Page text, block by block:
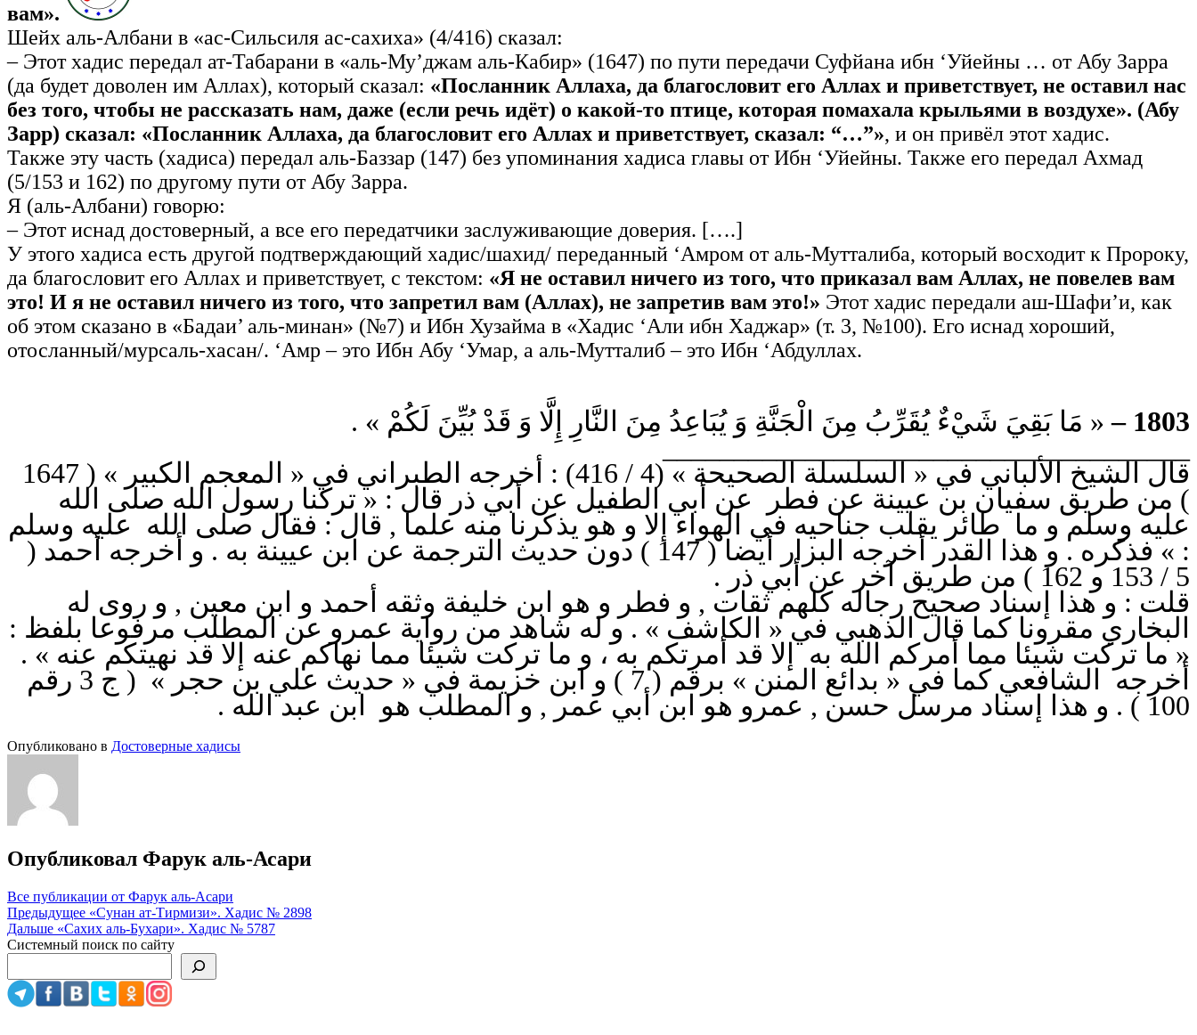
вам».
Шейх аль-Албани в «ас-Сильсиля ас-сахиха» (4/416) сказал:
– Этот хадис передал ат-Табарани в «аль-Му’джам аль-Кабир» (1647) по пути передачи Суфйана ибн ‘Уйейны … от Абу Зарра
(да будет доволен им Аллах), который сказал: «Посланник Аллаха, да благословит его Аллах и приветствует, не оставил нас
без того, чтобы не рассказать нам, даже (если речь идёт) о какой-то птице, которая помахала крыльями в воздухе». (Абу
Зарр) сказал: «Посланник Аллаха, да благословит его Аллах и приветствует, сказал: “…”», и он привёл этот хадис.
Также эту часть (хадиса) передал аль-Баззар (147) без упоминания хадиса главы от Ибн ‘Уйейны. Также его передал Ахмад
(5/153 и 162) по другому пути от Абу Зарра.
Я (аль-Албани) говорю:
– Этот иснад достоверный, а все его передатчики заслуживающие доверия. [….]
У этого хадиса есть другой подтверждающий хадис/шахид/ переданный ‘Амром от аль-Мутталиба, который восходит к Пророку,
да благословит его Аллах и приветствует, с текстом: «Я не оставил ничего из того, что приказал вам Аллах, не повелев вам
это! И я не оставил ничего из того, что запретил вам (Аллах), не запретив вам это!» Этот хадис передали аш-Шафи’и, как
об этом сказано в «Бадаи’ аль-минан» (№7) и Ибн Хузайма в «Хадис ‘Али ибн Хаджар» (т. 3, №100). Его иснад хороший,
отосланный/мурсаль-хасан/. ‘Амр – это Ибн Абу ‘Умар, а аль-Мутталиб – это Ибн ‘Абдуллах.
1803 –
« مَا بَقِيَ شَيْءٌ يُقَرِّبُ مِنَ الْجَنَّةِ وَ يُبَاعِدُ مِنَ النَّارِ إِلَّا وَ قَدْ بُيِّنَ لَكُمْ » .
_____________________________________
قال الشيخ الألباني في « السلسلة الصحيحة » (4 / 416) : أخرجه الطبراني في « المعجم الكبير » ( 1647
) من طريق سفيان بن عيينة عن فطر عن أبي الطفيل عن أبي ذر قال : « تركنا رسول الله صلى الله
عليه وسلم و ما طائر يقلب جناحيه في الهواء إلا و هو يذكرنا منه علما , قال : فقال صلى الله عليه وسلم
: » فذكره .‎ و هذا القدر أخرجه البزار أيضا ( 147 ) دون حديث الترجمة عن ابن عيينة به . و أخرجه أحمد (
5 / 153 و 162 ) من طريق آخر عن أبي ذر .
قلت : و هذا إسناد صحيح رجاله كلهم ثقات , و فطر و هو ابن خليفة وثقه أحمد و ابن معين , و روى له
البخاري مقرونا كما قال الذهبي في « الكاشف » . و له شاهد من رواية عمرو عن المطلب مرفوعا بلفظ :
« ما تركت شيئا مما أمركم الله به إلا قد أمرتكم به ، و ما تركت شيئا مما نهاكم عنه إلا قد نهيتكم عنه » .
أخرجه الشافعي كما في « بدائع المنن » برقم ( 7 ) و ابن خزيمة في « حديث علي بن حجر » ( ج 3 رقم
100 ) . و هذا إسناد مرسل حسن , عمرو هو ابن أبي عمر , و المطلب هو ابن عبد الله .
Опубликовано в Достоверные хадисы
Опубликовал Фарук аль-Асари
Все публикации от Фарук аль-Асари
Навигация
по
Предыдущее «Сунан ат-Тирмизи». Хадис № 2898
Дальше «Сахих аль-Бухари». Хадис № 5787
Системный поиск по сайту